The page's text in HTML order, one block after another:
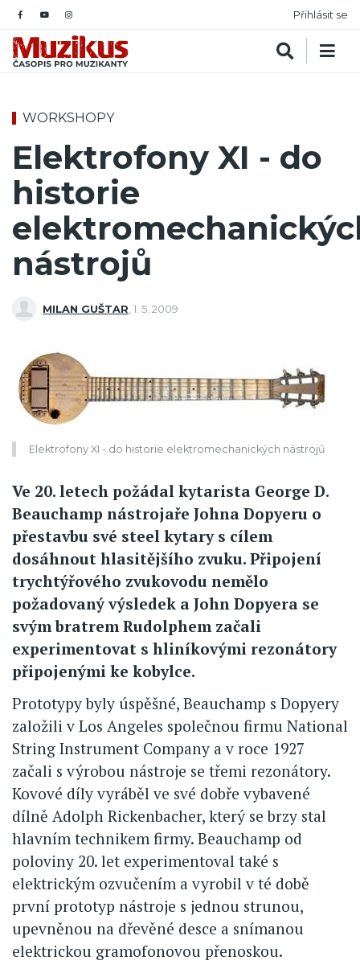
Přihlásit se
WORKSHOPY
Elektrofony XI - do
historie
nástrojů
MILAN GUŠTAR 1. 5. 2009
Elektrofony XI - do historie elektromechanických nástrojů
Ve 20. letech požádal kytarista George D.
Beauchamp nástrojaře Johna Dopyeru o
přestavbu své steel kytary s cílem
dosáhnout hlasitějšího zvuku. Připojení
trychtýřového zvukovodu nemělo
požadovaný výsledek a John Dopyera se
svým bratrem Rudolphem začali
experimentovat s hliníkovými rezonátory
připojenými ke kobylce.
Prototypy byly úspěšné, Beauchamp s Dopyery
založili v Los Angeles společnou firmu National
String Instrument Company a v roce 1927
začali s výrobou nástroje se třemi rezonátory.
Kovové díly vyráběl ve své dobře vybavené
dílně Adolph Rickenbacher, který se brzy stal
hlavním technikem firmy. Beauchamp od
poloviny 20. let experimentoval také s
elektrickým ozvučením a vyrobil v té době
první prototyp nástroje s jednou strunou,
upevněnou na dřevěné desce a snímanou
elektrickou gramofonovou přenoskou.